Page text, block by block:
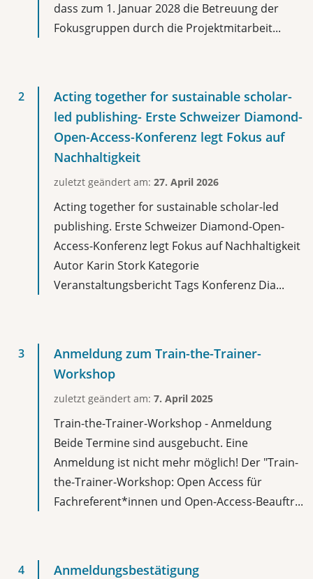
dass zum 1. Januar 2028 die Betreuung der
Fokusgruppen durch die Projektmitarbeit...
Acting together for sustainable scholar-
led publishing- Erste Schweizer Diamond-
Open-Access-Konferenz legt Fokus auf
Nachhaltigkeit
zuletzt geändert am: 27. April 2026
Acting together for sustainable scholar-led
publishing. Erste Schweizer Diamond-Open-
Access-Konferenz legt Fokus auf Nachhaltigkeit
Autor Karin Stork Kategorie
Veranstaltungsbericht Tags Konferenz Dia...
Anmeldung zum Train-the-Trainer-
Workshop
zuletzt geändert am: 7. April 2025
Train-the-Trainer-Workshop - Anmeldung
Beide Termine sind ausgebucht. Eine
Anmeldung ist nicht mehr möglich! Der "Train-
the-Trainer-Workshop: Open Access für
Fachreferent*innen und Open-Access-Beauftr...
Anmeldungsbestätigung